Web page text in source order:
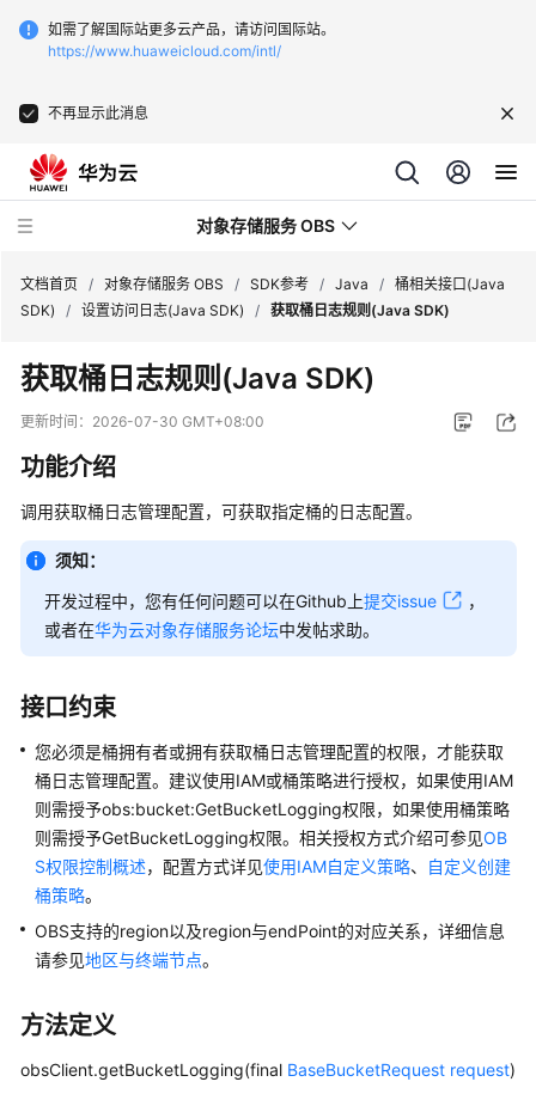
如需了解国际站更多云产品，请访问国际站。
https://www.huaweicloud.com/intl/
不再显示此消息
对象存储服务 OBS
新
动
务
公
告
产
品
绍
计
费
说
明
快
速
入
门
用
指
文档首页 / 对象存储服务 OBS / SDK参考 / Java / 桶相关接口(Java
SDK)
/ 设置访问日志(Java SDK) / 获取桶日志规则(Java SDK)
获取桶日志规则(Java SDK)
更新时间： 2026-07-30 GMT+08:00
功能介绍
调用获取桶日志管理配置，可获取指定桶的日志配置。
须知：
开发过程中，您有任何问题可以在Github上提交issue
，
或者在华为云对象存储服务论坛中发帖求助。
接口约束
您必须是桶拥有者或拥有获取桶日志管理配置的权限，才能获取
桶日志管理配置。建议使用IAM或桶策略进行授权，如果使用IAM
则需授予obs:bucket:GetBucketLogging权限，如果使用桶策略
则需授予GetBucketLogging权限。相关授权方式介绍可参见OB
S权限控制概述，配置方式详见使用IAM自定义策略、
自定义创建
桶策略。
OBS支持的region以及region与endPoint的对应关系，详细信息
请参见地区与终端节点。
方法定义
obsClient.getBucketLogging(final BaseBucketRequest request)